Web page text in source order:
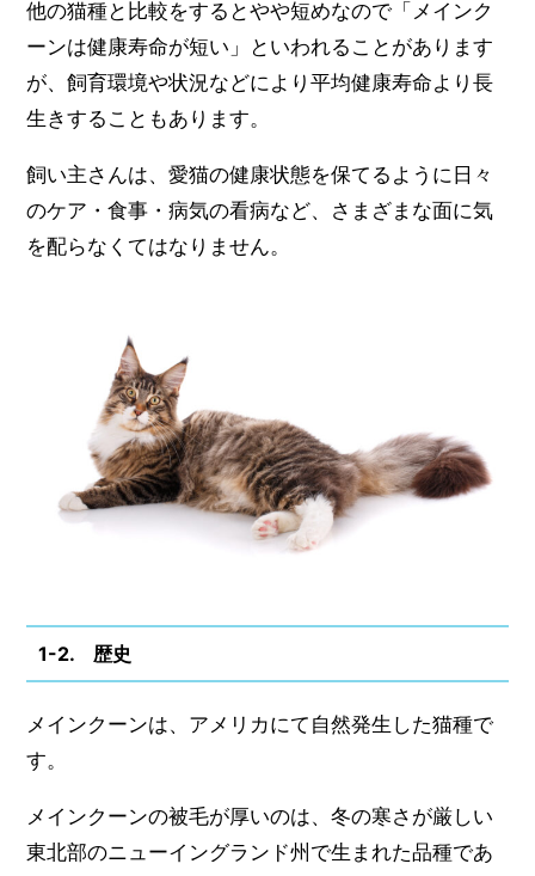
他の猫種と比較をするとやや短めなので「メインク
ーンは健康寿命が短い」といわれることがあります
が、飼育環境や状況などにより平均健康寿命より長
生きすることもあります。
飼い主さんは、愛猫の健康状態を保てるように日々
のケア・食事・病気の看病など、さまざまな面に気
を配らなくてはなりません。
1-2. 歴史
メインクーンは、アメリカにて自然発生した猫種で
す。
メインクーンの被毛が厚いのは、冬の寒さが厳しい
東北部のニューイングランド州で生まれた品種であ